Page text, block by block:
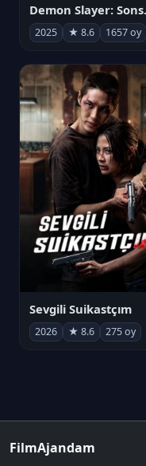
2025 ★ 8.6 1657 oy
Sevgili Suikastçım
2026 ★ 8.6 275 oy
FilmAjandam